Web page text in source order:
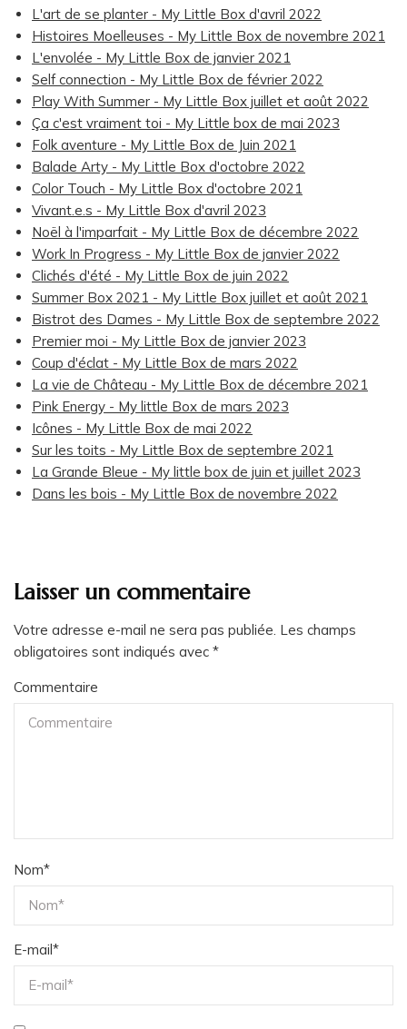
L'art de se planter - My Little Box d'avril 2022
Histoires Moelleuses - My Little Box de novembre 2021
L'envolée - My Little Box de janvier 2021
Self connection - My Little Box de février 2022
Play With Summer - My Little Box juillet et août 2022
Ça c'est vraiment toi - My Little box de mai 2023
Folk aventure - My Little Box de Juin 2021
Balade Arty - My Little Box d'octobre 2022
Color Touch - My Little Box d'octobre 2021
Vivant.e.s - My Little Box d'avril 2023
Noël à l'imparfait - My Little Box de décembre 2022
Work In Progress - My Little Box de janvier 2022
Clichés d'été - My Little Box de juin 2022
Summer Box 2021 - My Little Box juillet et août 2021
Bistrot des Dames - My Little Box de septembre 2022
Premier moi - My Little Box de janvier 2023
Coup d'éclat - My Little Box de mars 2022
La vie de Château - My Little Box de décembre 2021
Pink Energy - My little Box de mars 2023
Icônes - My Little Box de mai 2022
Sur les toits - My Little Box de septembre 2021
La Grande Bleue - My little box de juin et juillet 2023
Dans les bois - My Little Box de novembre 2022
Laisser un commentaire
Votre adresse e-mail ne sera pas publiée. Les champs
obligatoires sont indiqués avec *
Commentaire
Nom*
E-mail *